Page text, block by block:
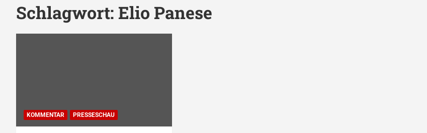
Schlagwort: Elio Panese
KOMMENTAR PRESSESCHAU